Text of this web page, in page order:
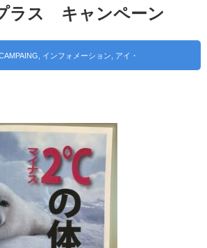
ラス キャンペーン
インフォメーション アイ・
屋市東区,日進市, みよし市,
古屋市北区,名古屋市千種区,
区 ,愛西市,名古屋市瑞穂区
郡,豊田市,北名古屋市,三重県名張市